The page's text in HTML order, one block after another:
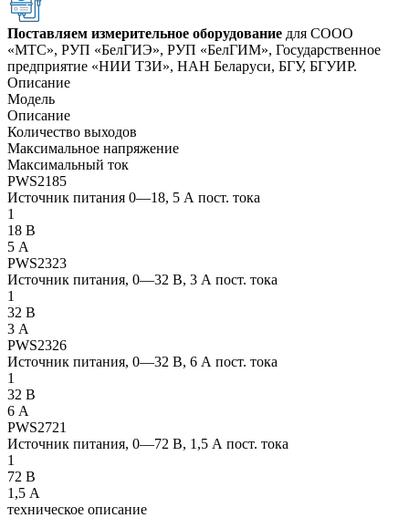
Поставляем измерительное оборудование для СООО
«МТС», РУП «БелГИЭ», РУП «БелГИМ», Государственное
предприятие «НИИ ТЗИ», НАН Беларуси, БГУ, БГУИР.
Описание
Модель
Описание
Количество выходов
Максимальное напряжение
Максимальный ток
PWS2185
Источник питания 0—18, 5 А пост. тока
1
18 В
5 А
PWS2323
Источник питания, 0—32 В, 3 А пост. тока
1
32 В
3 А
PWS2326
Источник питания, 0—32 В, 6 А пост. тока
1
32 В
6 А
PWS2721
Источник питания, 0—72 В, 1,5 А пост. тока
1
72 В
1,5 А
техническое описание